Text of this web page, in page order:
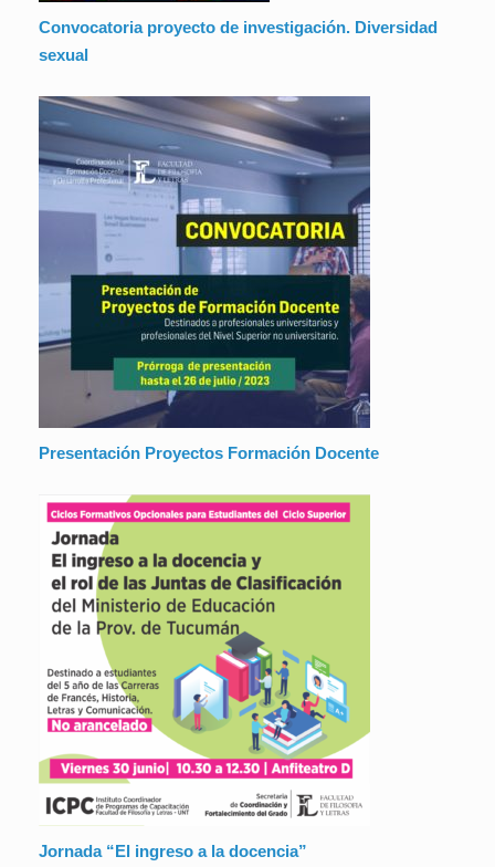
Convocatoria proyecto de investigación. Diversidad
sexual
Presentación Proyectos Formación Docente
Jornada “El ingreso a la docencia”